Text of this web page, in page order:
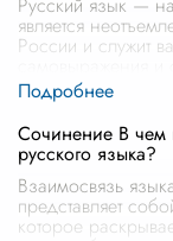
является
России и служит
Сочинение В чем
русского языка?
Взаимосвязь
представляет
которое